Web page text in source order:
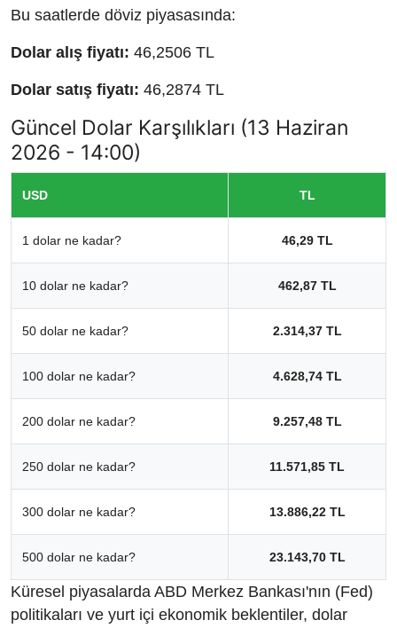
Bu saatlerde döviz piyasasında:
Dolar alış fiyatı: 46,2506 TL
Dolar satış fiyatı: 46,2874 TL
Güncel Dolar Karşılıkları (13 Haziran
2026 - 14:00)
USD TL
1 dolar ne kadar? 46,29 TL
10 dolar ne kadar? 462,87 TL
50 dolar ne kadar? 2.314,37 TL
100 dolar ne kadar? 4.628,74 TL
200 dolar ne kadar? 9.257,48 TL
250 dolar ne kadar? 11.571,85 TL
300 dolar ne kadar? 13.886,22 TL
500 dolar ne kadar? 23.143,70 TL
Küresel piyasalarda ABD Merkez Bankası'nın (Fed)
politikaları ve yurt içi ekonomik beklentiler, dolar